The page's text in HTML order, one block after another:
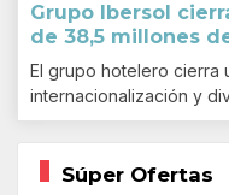
Grupo Ibersol
de 38,5 millones
El grupo hotelero cierra
internacionalización y
Súper Ofertas